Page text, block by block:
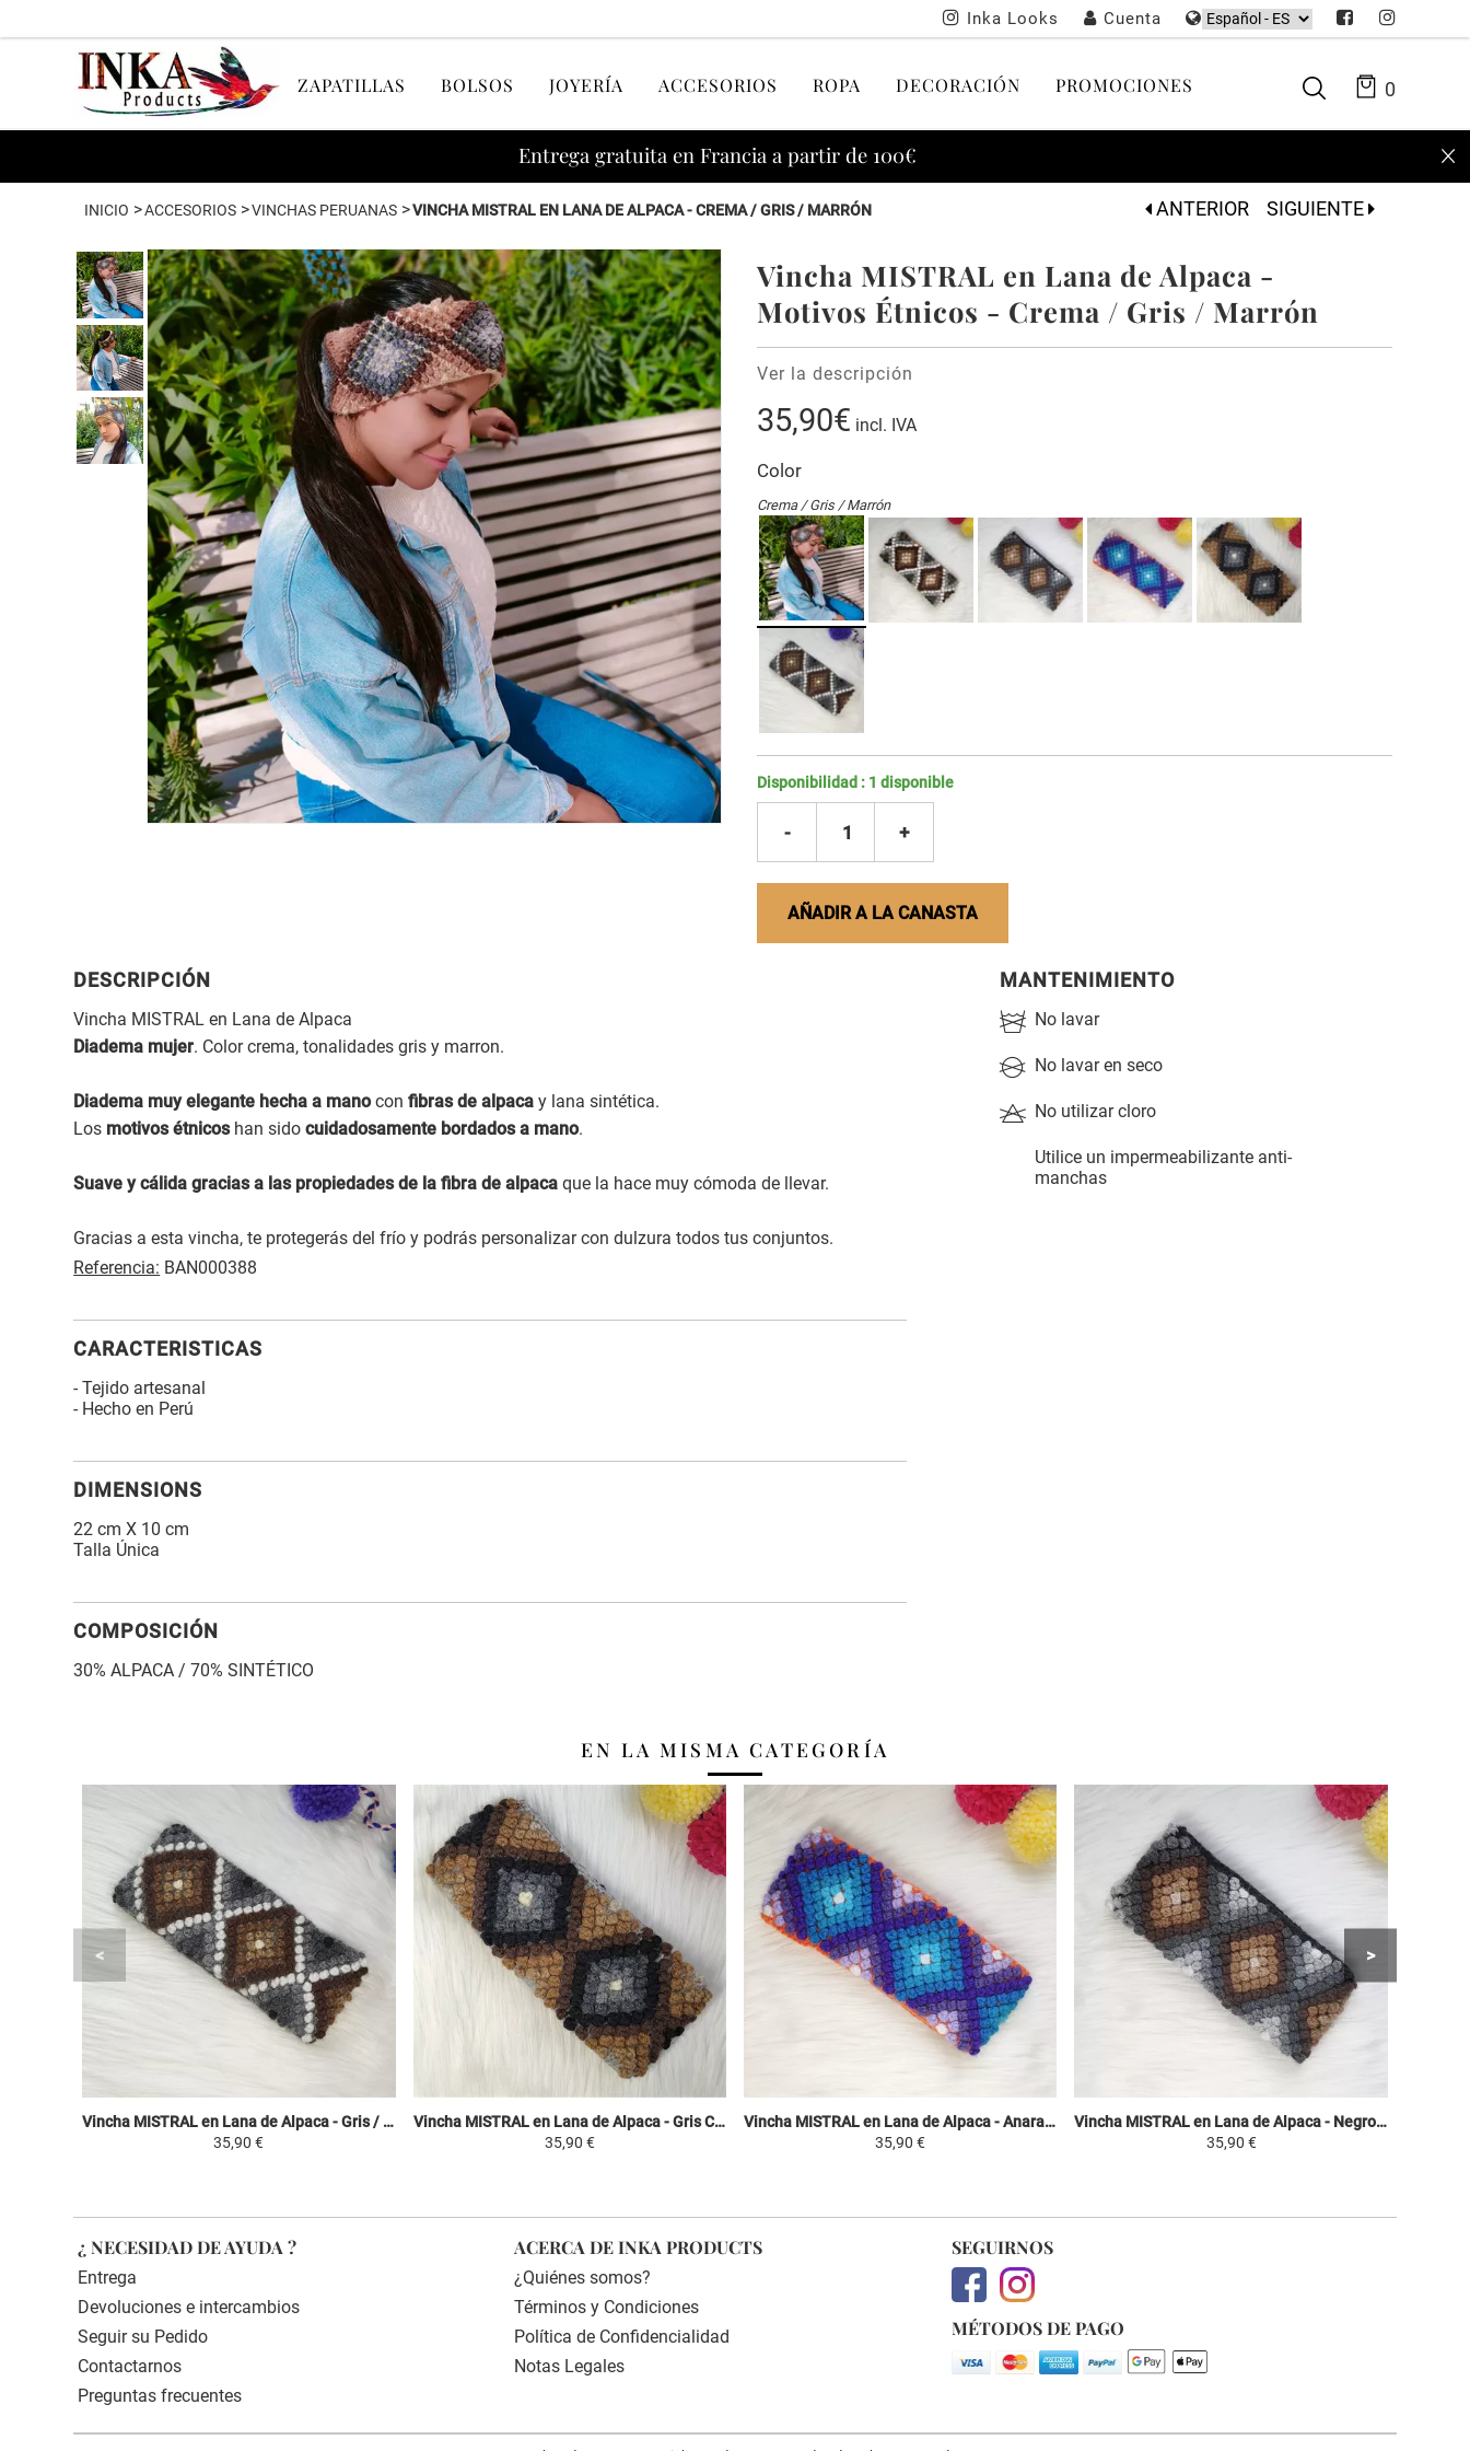
Inka Looks Cuenta
ZAPATILLAS BOLSOS JOYERÍA ACCESORIOS ROPA DECORACIÓN PROMOCIONES 0
Entrega gratuita en Francia a partir de 100€
INICIO >ACCESORIOS >VINCHAS PERUANAS >VINCHA MISTRAL EN LANA DE ALPACA - CREMA / GRIS / MARRÓN ANTERIOR SIGUIENTE
Vincha MISTRAL en Lana de Alpaca -
Motivos Étnicos - Crema / Gris / Marrón
Ver la descripción
35,90€ incl. IVA
Color
Crema / Gris / Marrón
Disponibilidad : 1 disponible
- 1 +
AÑADIR A LA CANASTA
DESCRIPCIÓN
Vincha MISTRAL en Lana de Alpaca
Diadema mujer. Color crema, tonalidades gris y marron.
Diadema muy elegante hecha a mano con fibras de alpaca y lana sintética.
Los motivos étnicoshan sido cuidadosamente bordados a mano.
Suave y cálida gracias a las propiedades de la fibra de alpaca que la hace muy cómoda de llevar.
Gracias a esta vincha, te protegerás del frío y podrás personalizar con dulzura todos tus conjuntos.
Referencia: BAN000388
CARACTERISTICAS
- Tejido artesanal
- Hecho en Perú
DIMENSIONS
22 cm X 10 cm
Talla Única
COMPOSICIÓN
30% ALPACA / 70% SINTÉTICO
MANTENIMIENTO
No lavar
No lavar en seco
No utilizar cloro
Utilice un impermeabilizante anti-
manchas
EN LA MISMA CATEGORÍA
Vincha MISTRAL en Lana de Alpaca - Gris / Blanco con Tonos Marrones - Motivos Étnicos
35,90 €
Vincha MISTRAL en Lana de Alpaca - Gris Claro / Negro y Tonos Marrones - Motivos Étnicos
35,90 €
Vincha MISTRAL en Lana de Alpaca - Anaranjado / Colorido - Motivos Étnicos
35,90 €
Vincha MISTRAL en Lana de Alpaca - Negro / Tonos Marrones - Motivos Étnicos
35,90 €
¿ NECESIDAD DE AYUDA ?
Entrega
Devoluciones e intercambios
Seguir su Pedido
Contactarnos
Preguntas frecuentes
ACERCA DE INKA PRODUCTS
¿Quiénes somos?
Términos y Condiciones
Política de Confidencialidad
Notas Legales
SEGUIRNOS
MÉTODOS DE PAGO